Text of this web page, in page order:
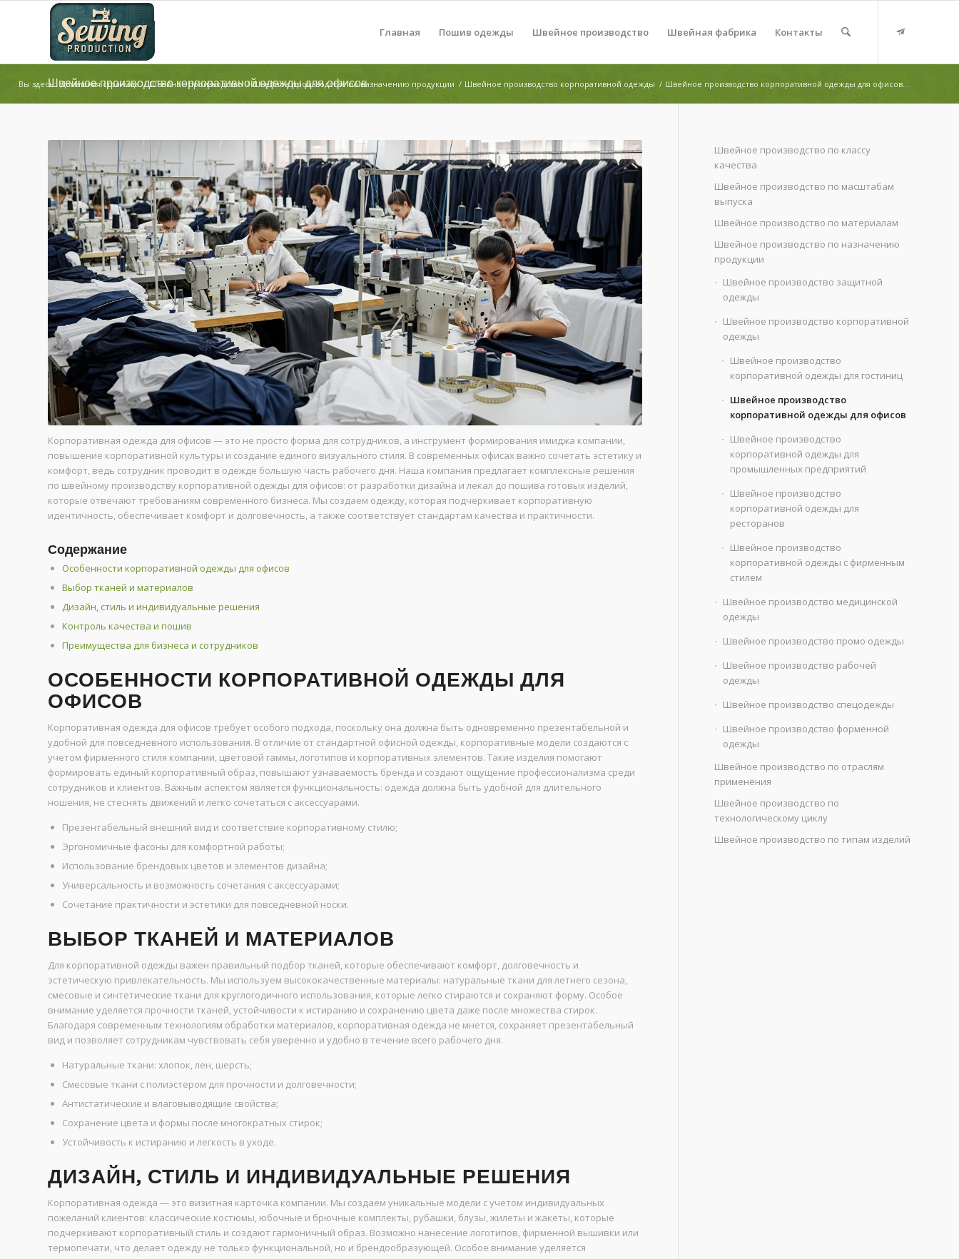
Главная Пошив одежды Швейное производство Швейная фабрика Контакты
Швейное производство корпоративной одежды для офисов
Вы здесь: Домашняя страница / Швейное производство / Швейное производство по назначению продукции / Швейное производство корпоративной одежды / Швейное производство корпоративной одежды для офисов...
Корпоративная одежда для офисов — это не просто форма для сотрудников, а инструмент формирования имиджа компании,
повышение корпоративной культуры и создание единого визуального стиля. В современных офисах важно сочетать эстетику и
комфорт, ведь сотрудник проводит в одежде большую часть рабочего дня. Наша компания предлагает комплексные решения
по швейному производству корпоративной одежды для офисов: от разработки дизайна и лекал до пошива готовых изделий,
которые отвечают требованиям современного бизнеса. Мы создаем одежду, которая подчеркивает корпоративную
идентичность, обеспечивает комфорт и долговечность, а также соответствует стандартам качества и практичности.
Содержание
Особенности корпоративной одежды для офисов
Выбор тканей и материалов
Дизайн, стиль и индивидуальные решения
Контроль качества и пошив
Преимущества для бизнеса и сотрудников
ОСОБЕННОСТИ КОРПОРАТИВНОЙ ОДЕЖДЫ ДЛЯ
ОФИСОВ
Корпоративная одежда для офисов требует особого подхода, поскольку она должна быть одновременно презентабельной и
удобной для повседневного использования. В отличие от стандартной офисной одежды, корпоративные модели создаются с
учетом фирменного стиля компании, цветовой гаммы, логотипов и корпоративных элементов. Такие изделия помогают
формировать единый корпоративный образ, повышают узнаваемость бренда и создают ощущение профессионализма среди
сотрудников и клиентов. Важным аспектом является функциональность: одежда должна быть удобной для длительного
ношения, не стеснять движений и легко сочетаться с аксессуарами.
Презентабельный внешний вид и соответствие корпоративному стилю;
Эргономичные фасоны для комфортной работы;
Использование брендовых цветов и элементов дизайна;
Универсальность и возможность сочетания с аксессуарами;
Сочетание практичности и эстетики для повседневной носки.
ВЫБОР ТКАНЕЙ И МАТЕРИАЛОВ
Для корпоративной одежды важен правильный подбор тканей, которые обеспечивают комфорт, долговечность и
эстетическую привлекательность. Мы используем высококачественные материалы: натуральные ткани для летнего сезона,
смесовые и синтетические ткани для круглогодичного использования, которые легко стираются и сохраняют форму. Особое
внимание уделяется прочности тканей, устойчивости к истиранию и сохранению цвета даже после множества стирок.
Благодаря современным технологиям обработки материалов, корпоративная одежда не мнется, сохраняет презентабельный
вид и позволяет сотрудникам чувствовать себя уверенно и удобно в течение всего рабочего дня.
Натуральные ткани: хлопок, лен, шерсть;
Смесовые ткани с полиэстером для прочности и долговечности;
Антистатические и влаговыводящие свойства;
Сохранение цвета и формы после многократных стирок;
Устойчивость к истиранию и легкость в уходе.
ДИЗАЙН, СТИЛЬ И ИНДИВИДУАЛЬНЫЕ РЕШЕНИЯ
Корпоративная одежда — это визитная карточка компании. Мы создаем уникальные модели с учетом индивидуальных
пожеланий клиентов: классические костюмы, юбочные и брючные комплекты, рубашки, блузы, жилеты и жакеты, которые
подчеркивают корпоративный стиль и создают гармоничный образ. Возможно нанесение логотипов, фирменной вышивки или
термопечати, что делает одежду не только функциональной, но и брендообразующей. Особое внимание уделяется
Швейное производство по классу
качества
Швейное производство по масштабам
выпуска
Швейное производство по материалам
Швейное производство по назначению
продукции
Швейное производство защитной
одежды
Швейное производство корпоративной
одежды
Швейное производство
корпоративной одежды для гостиниц
Швейное производство
корпоративной одежды для офисов
Швейное производство
корпоративной одежды для
промышленных предприятий
Швейное производство
корпоративной одежды для
ресторанов
Швейное производство
корпоративной одежды с фирменным
стилем
Швейное производство медицинской
одежды
Швейное производство промо одежды
Швейное производство рабочей
одежды
Швейное производство спецодежды
Швейное производство форменной
одежды
Швейное производство по отраслям
применения
Швейное производство по
технологическому циклу
Швейное производство по типам изделий